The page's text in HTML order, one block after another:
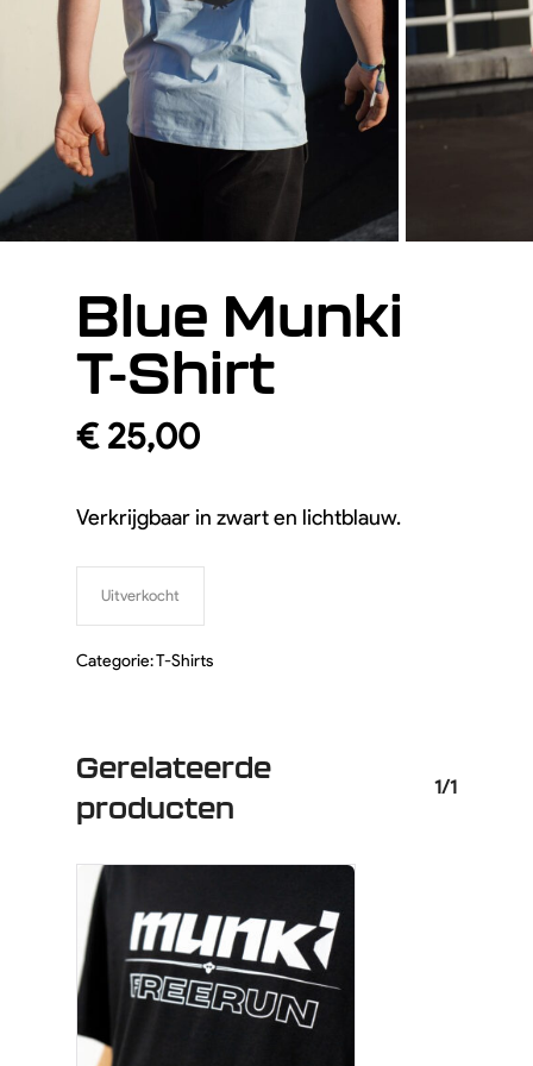
Evenementen Workshops
Shows & Stunts Bedrijfsuitje
Contact us
Algemene Voorwaarden Privacy Policy
Geen producten in de winkelwagen.
Blue Munki
T-Shirt
€25,00
Verkrijgbaar in zwart en lichtblauw.
Uitverkocht
Categorie:T-Shirts
Gerelateerde
producten
1/1